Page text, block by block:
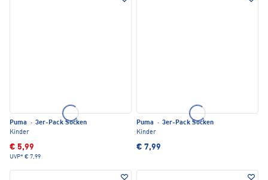
Puma · 3er-Pack Socken
Kinder
€ 5,99
UVP* € 7,99
Puma · 3er-Pack Socken
Kinder
€ 7,99